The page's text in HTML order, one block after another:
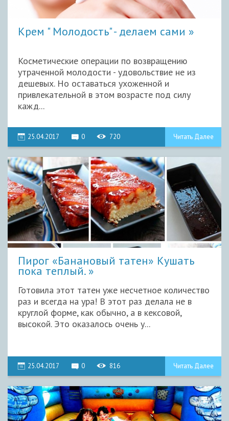
Крем " Молодость" - делаем сами
Косметические операции по возвращению
утраченной молодости - удовольствие не из
дешевых. Но оставаться ухоженной и
привлекательной в этом возрасте под силу
кажд...
25.04.2017 0 720 Читать Далее
Пирог «Банановый татен» Кушать
пока теплый.
Готовила этот татен уже несчетное количество
раз и всегда на ура! В этот раз делала не в
круглой форме, как обычно, а в кексовой,
высокой. Это оказалось очень у...
25.04.2017 0 816 Читать Далее